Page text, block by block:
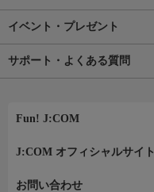
イベント・プレゼント
サポート・よくある質問
Fun! J:COM
J:COM オフィシャルサイト
お問い合わせ